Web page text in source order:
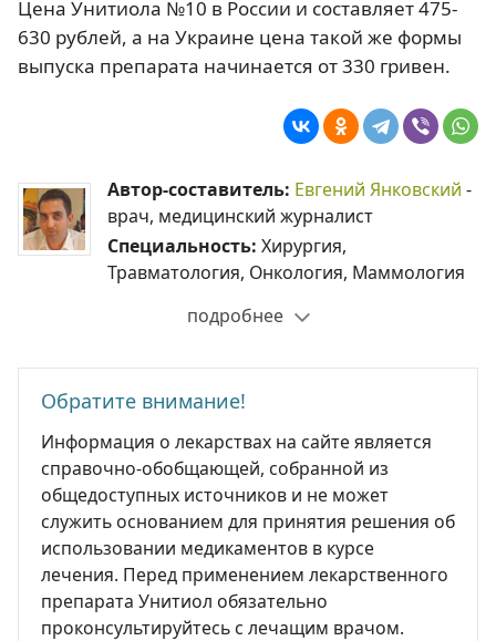
Цена Унитиола №10 в России и составляет 475-
630 рублей, а на Украине цена такой же формы
выпуска препарата начинается от 330 гривен.
Автор-составитель: Евгений Янковский -
врач, медицинский журналист
Специальность: Хирургия,
Травматология, Онкология, Маммология
подробнее
Обратите внимание!
Информация о лекарствах на сайте является
справочно-обобщающей, собранной из
общедоступных источников и не может
служить основанием для принятия решения об
использовании медикаментов в курсе
лечения. Перед применением лекарственного
препарата Унитиол обязательно
проконсультируйтесь с лечащим врачом.